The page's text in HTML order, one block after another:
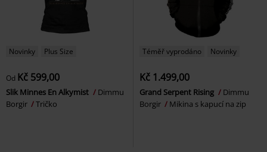
Novinky Plus Size
Od Kč 599,00
Slik Minnes En Alkymist
Dimmu
Borgir
Tričko
Téměř vyprodáno Novinky
Kč 1.499,00
Grand Serpent Rising
Dimmu
Borgir
Mikina s kapucí na zip